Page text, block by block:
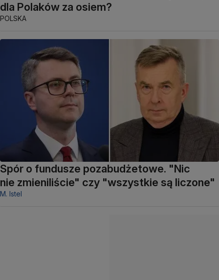
dla Polaków za osiem?
POLSKA
Spór o fundusze pozabudżetowe. "Nic
nie zmieniliście" czy "wszystkie są liczone"
M. Istel